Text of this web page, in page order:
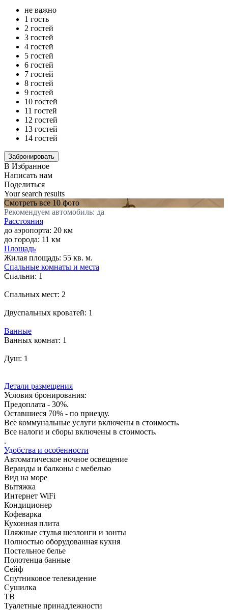
не важно
1 гость
2 гостей
3 гостей
4 гостей
5 гостей
6 гостей
7 гостей
8 гостей
9 гостей
10 гостей
11 гостей
12 гостей
13 гостей
14 гостей
В Избранное
Написать нам
Поделиться
Your search results
Смотреть все 10 фото
Рекомендуем автомобиль: да
Расстояния
до аэропорта: 20 км
до города: 11 км
Площадь
Жилая площадь: 55 кв. м.
Спальные комнаты и места
Спальни: 1
Спальных мест: 2
Двуспальных кроватей: 1
Ванные
Ванных комнат: 1
Душ: 1
Детали размещения
Условия бронирования:
Предоплата - 30%.
Оставшиеся 70% - по приезду.
Все коммунальные услуги включены в стоимость.
Все налоги и сборы включены в стоимость.
.
Удобства и особенности
Автоматическое ночное освещение
Веранды и балконы с мебелью
Вид на море
Вытяжка
Интернет WiFi
Кондиционер
Кофеварка
Кухонная плита
Пляжные стулья шезлонги и зонты
Полностью оборудованная кухня
Постельное белье
Полотенца банные
Сейф
Спутниковое телевидение
Сушилка
ТВ
Туалетные принадлежности